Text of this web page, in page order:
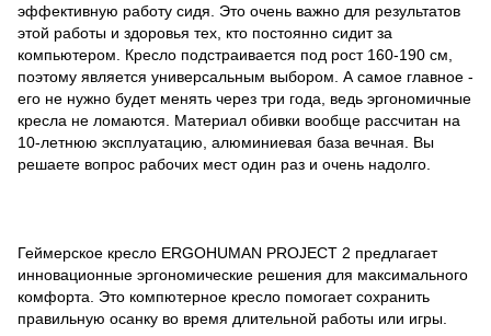
эффективную работу сидя. Это очень важно для результатов
этой работы и здоровья тех, кто постоянно сидит за
компьютером. Кресло подстраивается под рост 160-190 см,
поэтому является универсальным выбором. А самое главное -
его не нужно будет менять через три года, ведь эргономичные
кресла не ломаются. Материал обивки вообще рассчитан на
10-летнюю эксплуатацию, алюминиевая база вечная. Вы
решаете вопрос рабочих мест один раз и очень надолго.
Геймерское кресло ERGOHUMAN PROJECT 2 предлагает
инновационные эргономические решения для максимального
комфорта. Это компютерное кресло помогает сохранить
правильную осанку во время длительной работы или игры.